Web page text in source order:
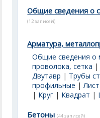
Общие сведения о
(12 записей)
Арматура,
Общие сведения о
проволока, сетка
Двутавр | Трубы
профильные |Лист
| Круг | Квадрат |
Бетоны (44 записей)